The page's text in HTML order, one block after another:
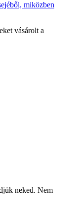
miközben
vásárolt a
neked. Nem